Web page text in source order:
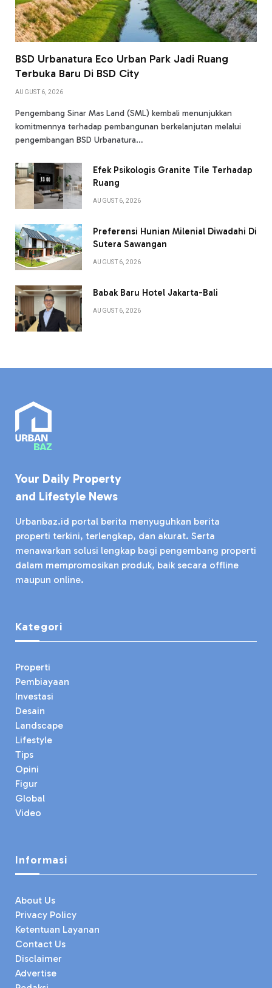
BSD Urbanatura Eco Urban Park Jadi Ruang
Terbuka Baru Di BSD City
AUGUST 6, 2026
Pengembang Sinar Mas Land (SML) kembali menunjukkan
komitmennya terhadap pembangunan berkelanjutan melalui
pengembangan BSD Urbanatura…
Efek Psikologis Granite Tile Terhadap
Ruang
AUGUST 6, 2026
Preferensi Hunian Milenial Diwadahi Di
Sutera Sawangan
AUGUST 6, 2026
Babak Baru Hotel Jakarta-Bali
AUGUST 6, 2026
Your Daily Property
and Lifestyle News
Urbanbaz.id portal berita menyuguhkan berita
properti terkini, terlengkap, dan akurat. Serta
menawarkan solusi lengkap bagi pengembang properti
dalam mempromosikan produk, baik secara offline
maupun online.
Kategori
Properti
Pembiayaan
Investasi
Desain
Landscape
Lifestyle
Tips
Opini
Figur
Global
Video
Informasi
About Us
Privacy Policy
Ketentuan Layanan
Contact Us
Disclaimer
Advertise